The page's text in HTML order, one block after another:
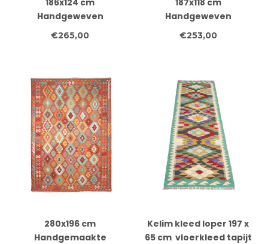
186x124 cm
Handgeweven
Traditionele Kelim
€265,00
187x118 cm
Handgeweven
Traditionele Kelim
€253,00
280x196 cm
Handgemaakte
Kelim kleed loper 197 x
65 cm vloerkleed tapijt